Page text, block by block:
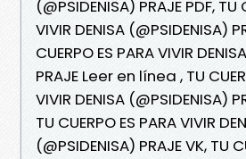
(@PSIDENISA) PRAJE PDF, TU
VIVIR DENISA (@PSIDENISA)
CUERPO ES PARA VIVIR
PRAJE Leer en línea , TU
VIVIR DENISA (@PSIDENISA)
TU CUERPO ES PARA VIVIR
(@PSIDENISA) PRAJE VK, TU